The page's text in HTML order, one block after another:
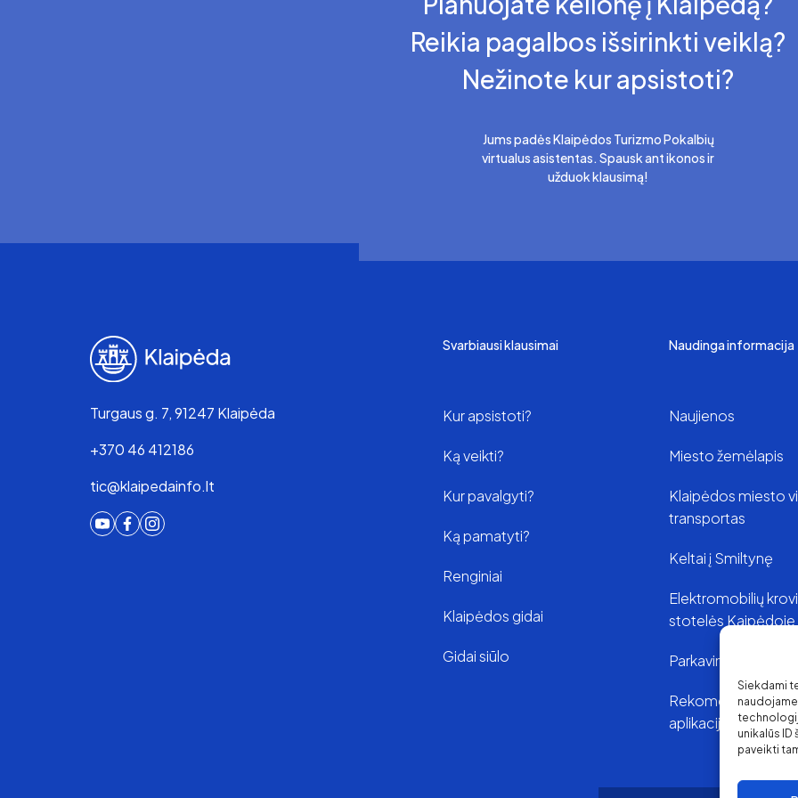
Siekdami
unikalūs
paveikti
Reikia pagalbos išsirinkti veiklą?
Nežinote kur apsistoti?
Jums padės Klaipėdos Turizmo Pokalbių
virtualus asistentas. Spausk ant ikonos ir
užduok klausimą!
Turgaus g. 7, 91247 Klaipėda
+370 46 412186
tic@klaipedainfo.lt
Svarbiausi klausimai
Kur apsistoti?
Ką veikti?
Kur pavalgyti?
Ką pamatyti?
Renginiai
Klaipėdos gidai
Gidai siūlo
Naudinga informacija
Naujienos
Miesto žemėlapis
Klaipėdos miesto
transportas
Keltai į Smiltynę
Elektromobilių
stotelės Kaipėdoje
Parkavimas
aplikacijos